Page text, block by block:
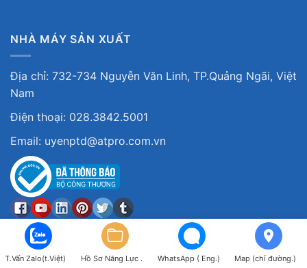
NHÀ MÁY SẢN XUẤT
Địa chỉ: 732-734 Nguyễn Văn Linh, TP.Quảng Ngãi, Việt
Nam
Điện thoại: 028.3842.5001
Email: uyenptd@atpro.com.vn
Copyright 2026 ©. Công ty Cổ Phần Giải Pháp Kỹ Thuật Ấn
T.Vấn Zalo(t.Việt) Hồ Sơ Năng Lực . WhatsApp ( Eng.) Map (chỉ đường.)